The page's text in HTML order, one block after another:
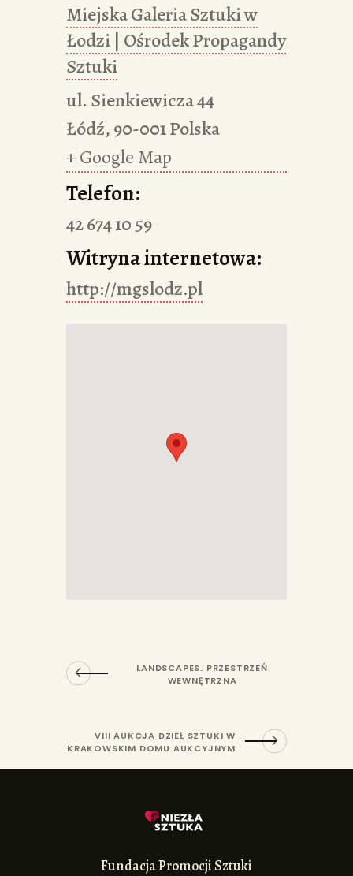
Miejska Galeria Sztuki w
Łodzi | Ośrodek Propagandy
Sztuki
ul. Sienkiewicza 44
Łódź,90-001Polska
+ Google Map
Telefon:
42 674 10 59
Witryna internetowa:
http://mgslodz.pl
LANDSCAPES. PRZESTRZEŃ
WEWNĘTRZNA
VIII AUKCJA DZIEŁ SZTUKI W
KRAKOWSKIM DOMU AUKCYJNYM
Fundacja Promocji Sztuki